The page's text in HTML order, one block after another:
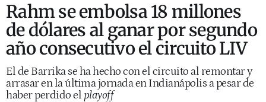
Rahm se embolsa 18 millones
de dólares al ganar por segundo
año consecutivo el circuito LIV
El de Barrika se ha hecho con el circuito al remontar y
arrasar en la última jornada en Indianápolis a pesar de
haber perdido el playoff